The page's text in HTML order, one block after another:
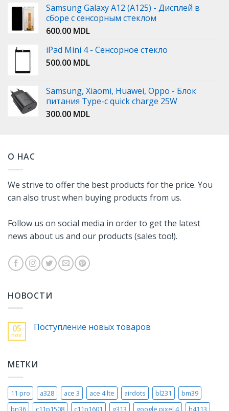
Samsung Galaxy A12 (A125) - Дисплей в
сборе с сенсорным стеклом
600.00 MDL
iPad Mini 4 - Сенсорное стекло
500.00 MDL
Samsung, Xiaomi, Huawei, Oppo - Блок
питания Type-c quick charge 25W
300.00 MDL
О НАС
We strive to offer the best products for the price. You
can also trust when buying products from us.
Follow us on social media in order to get the latest
news about us and our products (sales too!).
НОВОСТИ
05
nov.
Поступление новых товаров
МЕТКИ
11 pro a328 ace 3 ace 4 lte airdots bl231
bm39
bn36
c11p1508 c11p1601 g313 google pixel 4 h4113